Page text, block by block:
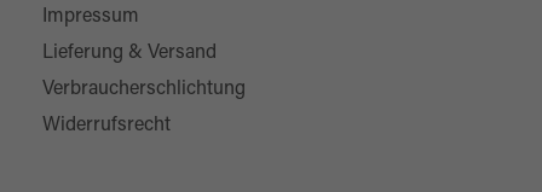
Impressum
Lieferung & Versand
Verbraucherschlichtung
Widerrufsrecht